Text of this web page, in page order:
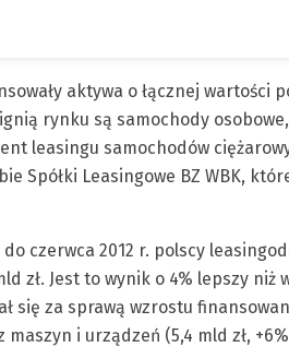
aktywa o łącznej wartości
rynku są samochody osobowe,
leasingu samochodów
Spółki Leasingowe BZ WBK,
czerwca 2012 r. polscy
zł. Jest to wynik o 4% lepszy niż
się za sprawą wzrostu
i urządzeń (5,4 mld zł, +6%